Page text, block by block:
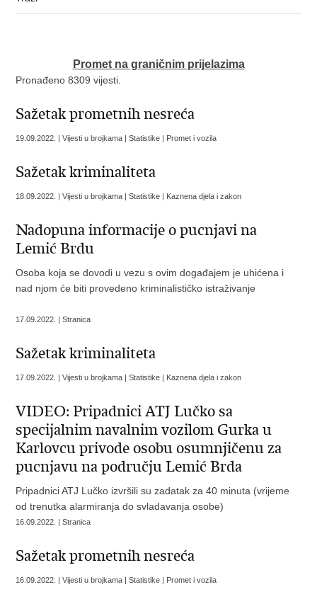
Promet na graničnim prijelazima
Pronađeno 8309 vijesti.
Sažetak prometnih nesreća
19.09.2022. | Vijesti u brojkama | Statistike | Promet i vozila
Sažetak kriminaliteta
18.09.2022. | Vijesti u brojkama | Statistike | Kaznena djela i zakon
Nadopuna informacije o pucnjavi na
Lemić Brdu
Osoba koja se dovodi u vezu s ovim događajem je uhićena i
nad njom će biti provedeno kriminalističko istraživanje
17.09.2022. | Stranica
Sažetak kriminaliteta
17.09.2022. | Vijesti u brojkama | Statistike | Kaznena djela i zakon
VIDEO: Pripadnici ATJ Lučko sa
specijalnim navalnim vozilom Gurka u
Karlovcu privode osobu osumnjičenu za
pucnjavu na području Lemić Brda
Pripadnici ATJ Lučko izvršili su zadatak za 40 minuta (vrijeme
od trenutka alarmiranja do svladavanja osobe)
16.09.2022. | Stranica
Sažetak prometnih nesreća
16.09.2022. | Vijesti u brojkama | Statistike | Promet i vozila